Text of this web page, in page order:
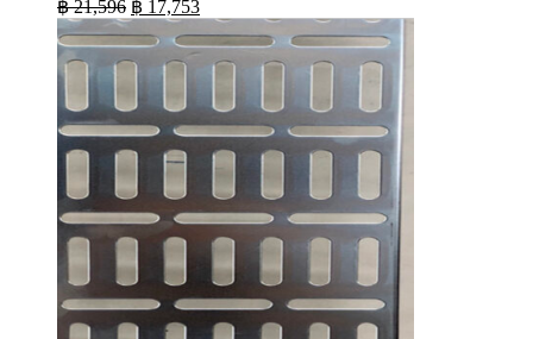
฿21,596
price
was:
฿ 21,596.
฿ 17,753
price
is:
฿ 17,753.